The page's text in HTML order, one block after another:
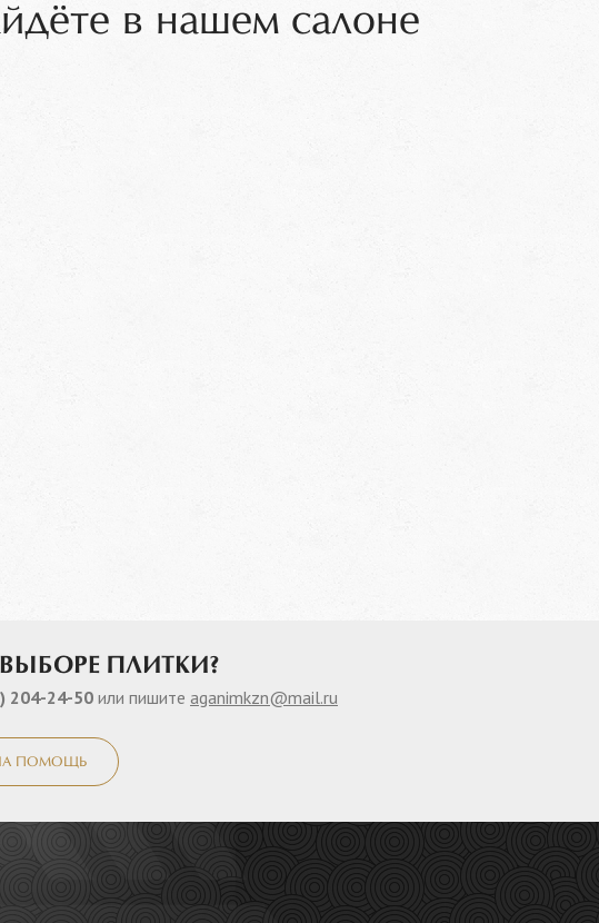
в нашем салоне
ПЛИТКИ?
204-24-50 или пишите aganimkzn@mail.ru
ПОМОЩЬ